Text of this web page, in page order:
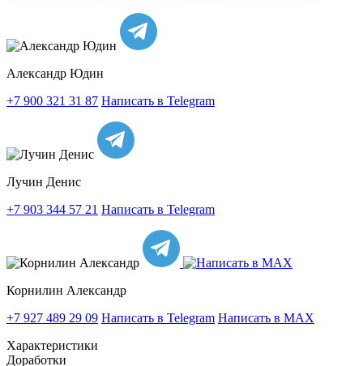
Александр Юдин
+7 900 321 31 87 Написать в Telegram
Лучин Денис
+7 903 344 57 21 Написать в Telegram
Корнилин Александр
+7 927 489 29 09 Написать в Telegram Написать в MAX
Характеристики
Доработки